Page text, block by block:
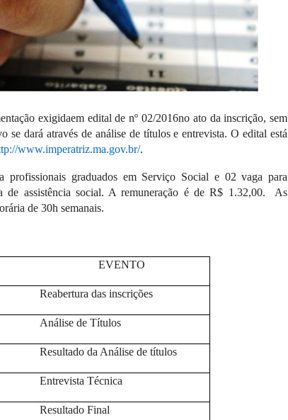
exigidaem edital de nº 02/2016no ato da inscrição, sem
dará através de análise de títulos e entrevista. O edital está
www.imperatriz.ma.gov.br/.
profissionais graduados em Serviço Social e 02 vaga para
de assistência social. A remuneração é de R$ 1.32,00. As
de 30h semanais.
EVENTO
Reabertura das inscrições
Análise de Títulos
Resultado da Análise de títulos
Entrevista Técnica
Resultado Final